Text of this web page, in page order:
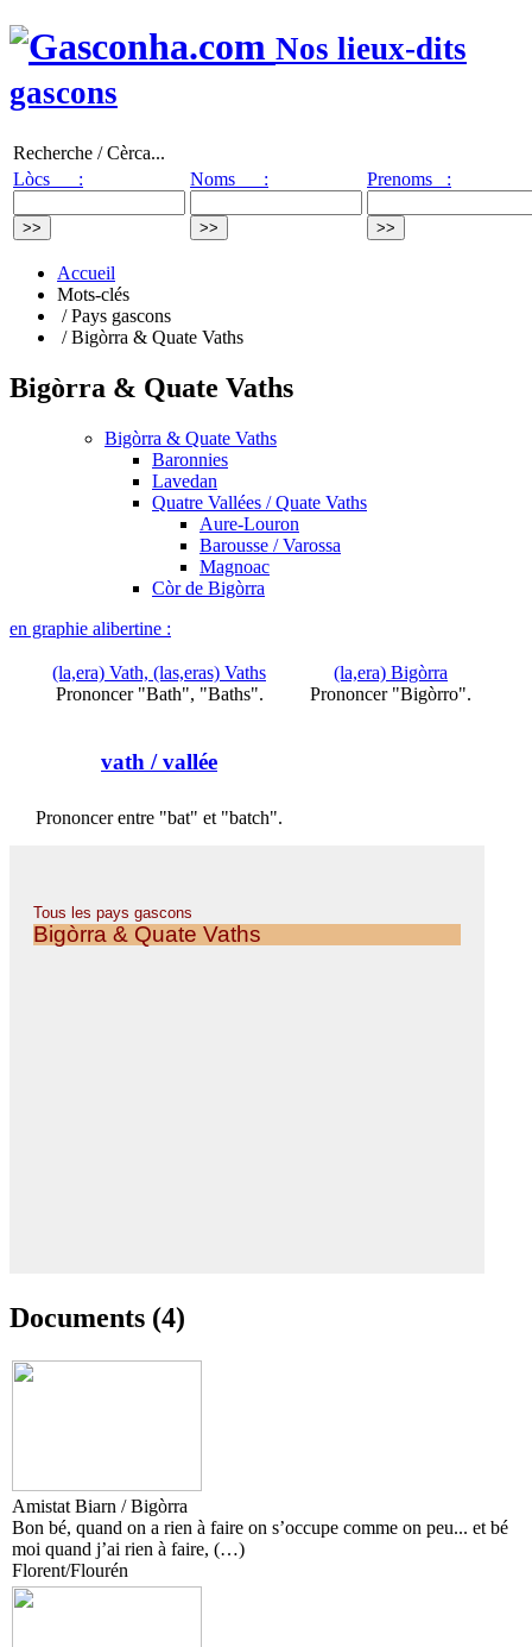
Nos lieux-dits
gascons
Recherche / Cèrca...
Lòcs :
Noms : Prenoms :
Accueil
Mots-clés
/ Pays gascons
/ Bigòrra & Quate Vaths
Bigòrra & Quate Vaths
Bigòrra & Quate Vaths
Baronnies
Lavedan
Quatre Vallées / Quate Vaths
Aure-Louron
Barousse / Varossa
Magnoac
Còr de Bigòrra
en graphie alibertine :
(la,era) Vath, (las,eras) Vaths
Prononcer "Bath", "Baths".
vath / vallée
Prononcer entre "bat" et "batch".
(la,era) Bigòrra
Prononcer "Bigòrro".
Documents (4)
Amistat Biarn / Bigòrra
Bon bé, quand on a rien à faire on s’occupe comme on peu... et bé
moi quand j’ai rien à faire, (…)
Florent/Flourén